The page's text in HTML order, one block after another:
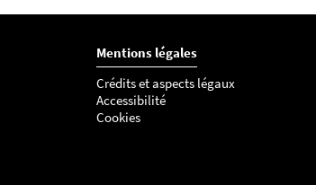
Mentions légales
Crédits et aspects légaux
Accessibilité
Cookies